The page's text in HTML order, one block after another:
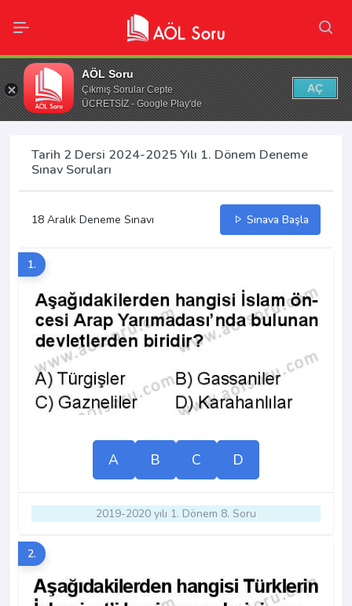
AÖL Soru
Çıkmış Sorular Cepte
ÜCRETSİZ - Google Play'de
AÇ
Tarih 2 Dersi 2024-2025 Yılı 1. Dönem Deneme
Sınav Soruları
18 Aralık Deneme Sınavı Sınava Başla
1.
A B C D
2019-2020 yılı 1. Dönem 8. Soru
2.